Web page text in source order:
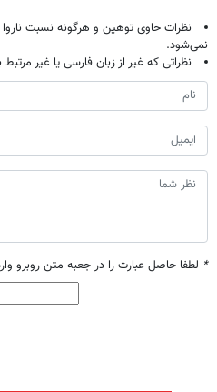
نظرات حاوی توهین و هرگونه نسبت
نمی‌شود.
نظراتی که غیر از زبان فارسی یا غیر
* لطفا حاصل عبارت را در جعبه متن روبرو